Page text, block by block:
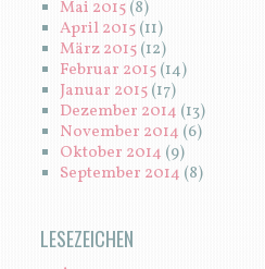
Mai 2015(8)
April 2015(11)
März 2015(12)
Februar 2015(14)
Januar 2015(17)
Dezember 2014 (13)
November 2014 (6)
Oktober 2014 (9)
September 2014 (8)
LESEZEICHEN